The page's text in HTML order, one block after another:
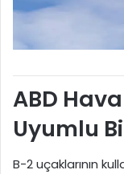
ABD
Uyumlu
B-2 uçaklarının